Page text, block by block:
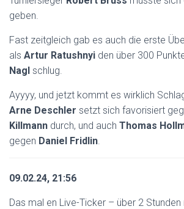
geben.
Fast zeitgleich gab es auch die erste
als Artur Ratushnyi den über 300
Nagl schlug.
Ayyyy, und jetzt kommt es wirklich
Arne Deschler setzt sich favorisiert
Killmann durch, und auch Thomas
gegen Daniel Fridlin.
09.02.24, 21:56
Das mal en Live-Ticker – über 2